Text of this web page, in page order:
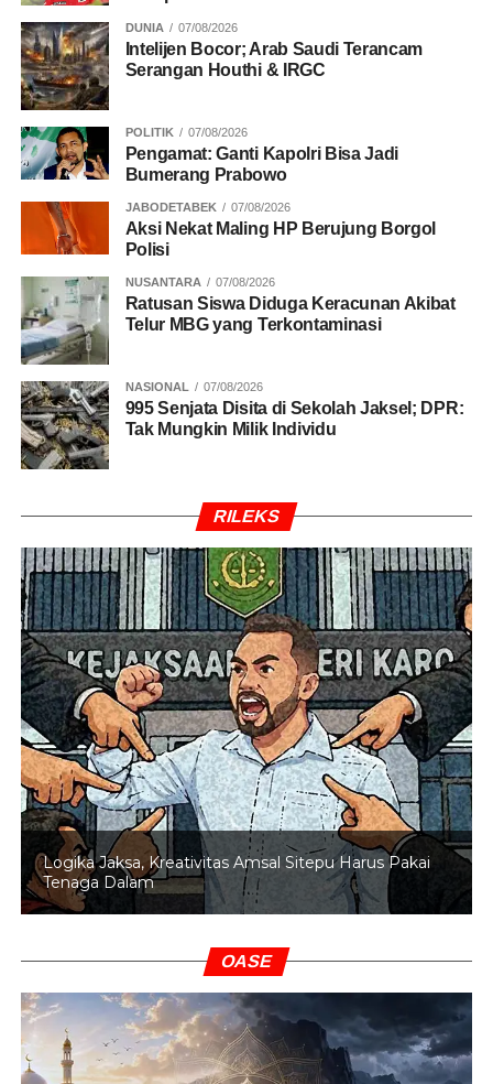
DUNIA 07/08/2026
Intelijen Bocor; Arab Saudi Terancam
Serangan Houthi & IRGC
POLITIK 07/08/2026
Pengamat: Ganti Kapolri Bisa Jadi
Bumerang Prabowo
JABODETABEK 07/08/2026
Aksi Nekat Maling HP Berujung Borgol
Polisi
NUSANTARA 07/08/2026
Ratusan Siswa Diduga Keracunan Akibat
Telur MBG yang Terkontaminasi
NASIONAL 07/08/2026
995 Senjata Disita di Sekolah Jaksel; DPR:
Tak Mungkin Milik Individu
RILEKS
Logika Jaksa, Kreativitas Amsal Sitepu Harus Pakai
Tenaga Dalam
OASE